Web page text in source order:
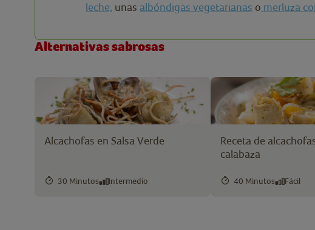
leche, unas albóndigas vegetarianas o merluza
Alternativas sabrosas
Alcachofas en Salsa Verde
30 Minutos Intermedio
Receta de
calabaza
40 Minutos Fácil